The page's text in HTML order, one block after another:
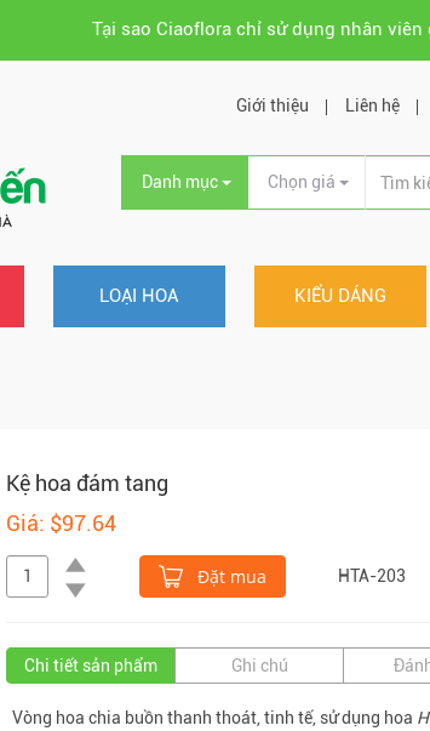
Tại sao Ciaoflora chỉ sử dụng nhân viên
Giới thiệu Liên hệ
Danh mục Chọn giá
LOẠI HOA KIỂU DÁNG
Kệ hoa đám tang
Giá: $97.64
Đặt mua HTA-203
Chi tiết sản phẩm Ghi chú
Vòng hoa chia buồn thanh thoát, tinh tế, sử dụng hoa